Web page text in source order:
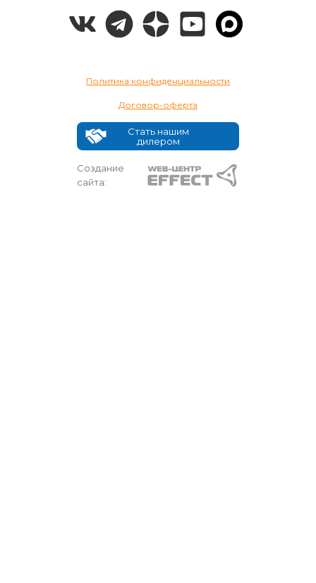
Политика конфиденциальности
Договор-оферта
Стать нашим
дилером
Создание
сайта: